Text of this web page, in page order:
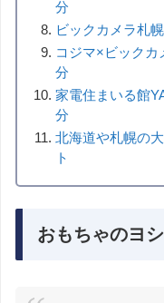
分
ビックカメラ札
コジマ×ビックカ
分
家電住まいる館
分
北海道や札幌の
ト
おもちゃのヨ